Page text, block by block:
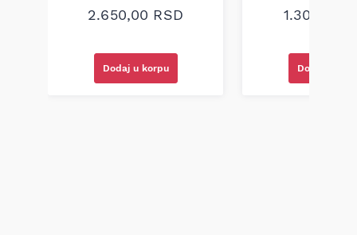
2.650,00 RSD
Dodaj u korpu
1.300,00
Dodaj u